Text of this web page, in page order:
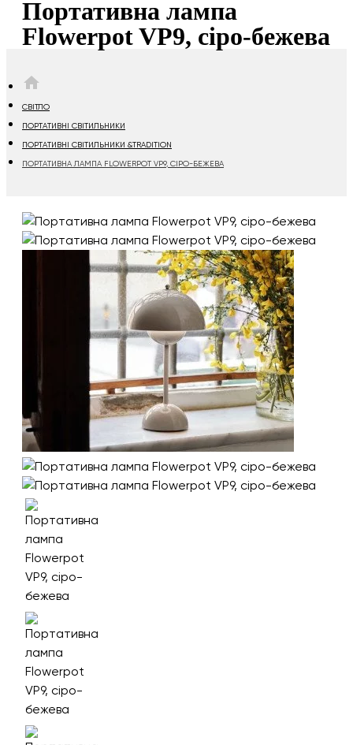
Портативна лампа
Flowerpot VP9, сіро-бежева
СВІТЛО
ПОРТАТИВНІ СВІТИЛЬНИКИ
ПОРТАТИВНІ СВІТИЛЬНИКИ &TRADITION
ПОРТАТИВНА ЛАМПА FLOWERPOT VP9, СІРО-БЕЖЕВА